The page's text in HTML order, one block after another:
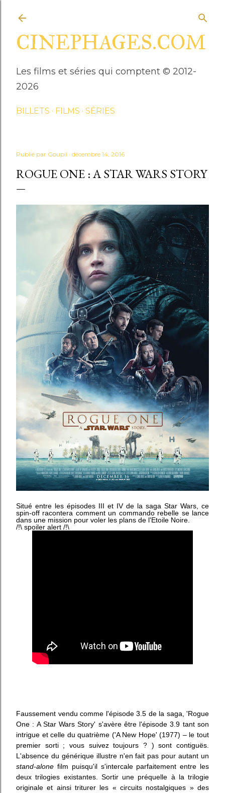
CINEPHAGES.COM
Les films et séries qui comptent © 2012-
2026
BILLETS FILMS SÉRIES
Publié par Goupil décembre 14, 2016
ROGUE ONE : A STAR WARS STORY
Situé entre les épisodes III et IV de la saga Star Wars, ce
spin-off racontera comment un commando rebelle se lance
dans une mission pour voler les plans de l'Etoile Noire.
/!\ spoiler alert /!\
Faussement vendu comme l'épisode 3.5 de la saga, 'Rogue
One : A Star Wars Story' s'avère être l'épisode 3.9 tant son
intrigue et celle du quatrième ('A New Hope' (1977) – le tout
premier sorti ; vous suivez toujours ? ) sont contiguës.
L'absence du générique illustre n'en fait pas pour autant un
stand-alone film puisqu'il s'intercale parfaitement entre les
deux trilogies existantes. Sortir une préquelle à la trilogie
originale et ainsi triturer les « circuits nostalgiques » des